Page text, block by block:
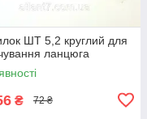
ШТ 5,2 круглий для
ланцюга
₴ 72 ₴